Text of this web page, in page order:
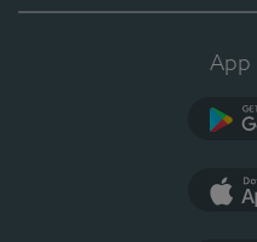
App